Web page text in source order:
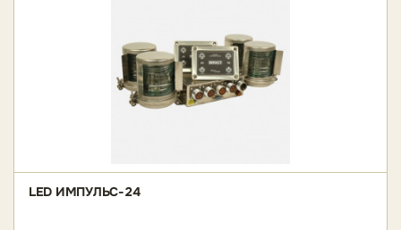
LED ИМПУЛЬС-24